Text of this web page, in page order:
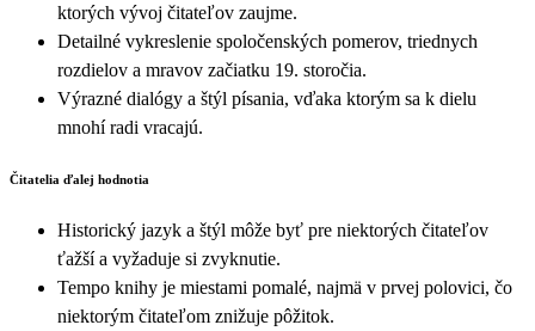
ktorých vývoj čitateľov zaujme.
Detailné vykreslenie spoločenských pomerov, triednych
rozdielov a mravov začiatku 19. storočia.
Výrazné dialógy a štýl písania, vďaka ktorým sa k dielu
mnohí radi vracajú.
Čitatelia ďalej hodnotia
Historický jazyk a štýl môže byť pre niektorých čitateľov
ťažší a vyžaduje si zvyknutie.
Tempo knihy je miestami pomalé, najmä v prvej polovici, čo
niektorým čitateľom znižuje pôžitok.